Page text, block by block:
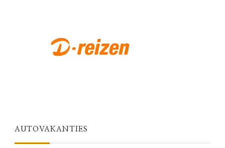
AUTOVAKANTIES